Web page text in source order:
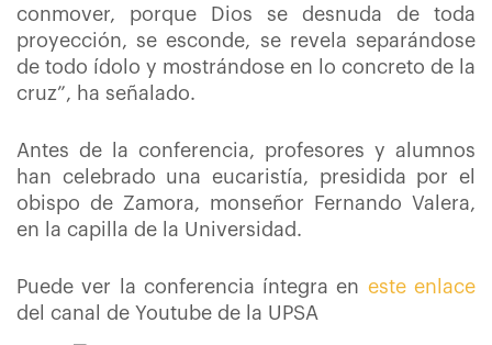
conmover, porque Dios se desnuda de toda
proyección, se esconde, se revela separándose
de todo ídolo y mostrándose en lo concreto de la
cruz”, ha señalado.
Antes de la conferencia, profesores y alumnos
han celebrado una eucaristía, presidida por el
obispo de Zamora, monseñor Fernando Valera,
en la capilla de la Universidad.
Puede ver la conferencia íntegra en este enlace
del canal de Youtube de la UPSA